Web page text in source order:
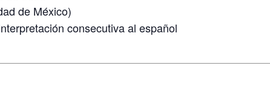
de México)
consecutiva al español